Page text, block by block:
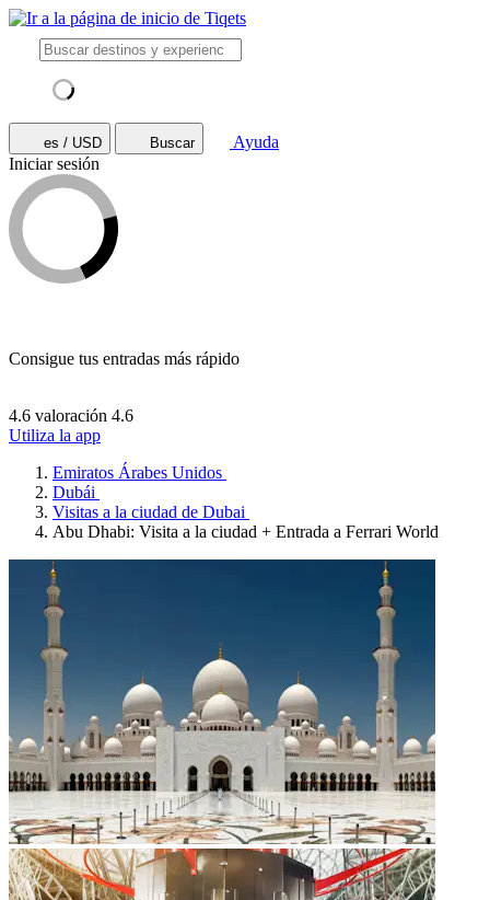
es / USD Buscar
Ayuda
Iniciar sesión
Consigue tus entradas más rápido
4.6 valoración 4.6
Utiliza la app
Emiratos Árabes Unidos
Dubái
Visitas a la ciudad de Dubai
Abu Dhabi: Visita a la ciudad + Entrada a Ferrari World